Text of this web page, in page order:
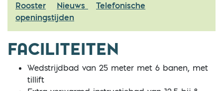
Rooster
Nieuws
Telefonische
openingstijden
FACILITEITEN
Wedstrijdbad van 25 meter met 6 banen, met
tillift